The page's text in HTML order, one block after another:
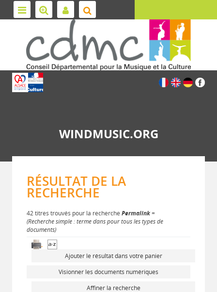
WINDMUSIC.ORG
RÉSULTAT DE LA
RECHERCHE
42 titres trouvés pour la recherche Permalink=
(Recherche simple : terme dans pour tous les types de
documents)
Ajouter le résultat dans votre panier
Visionner les documents numériques
Affiner la recherche